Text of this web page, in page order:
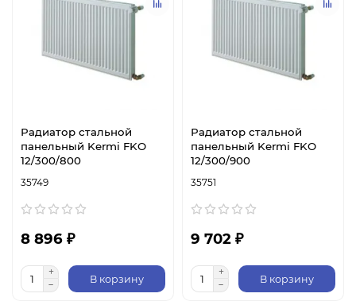
Радиатор стальной
панельный Kermi FKO
12/300/800
35749
8 896 ₽
В корзину
Радиатор стальной
панельный Kermi FKO
12/300/900
35751
9 702 ₽
В корзину